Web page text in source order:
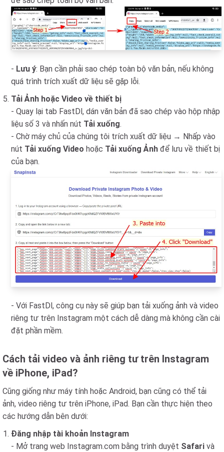
- Lưu ý: Bạn cần phải sao chép toàn bộ văn bản, nếu không
quá trình trích xuất dữ liệu sẽ gặp lỗi.
Tải Ảnh hoặc Video về thiết bị
- Quay lại tab FastDl, dán văn bản đã sao chép vào hộp nhập
liệu số 3 và nhấn nút Tải xuống.
- Chờ máy chủ của chúng tôi trích xuất dữ liệu → Nhấp vào
nút Tải xuống Video hoặc Tải xuống Ảnh để lưu về thiết bị
của bạn.
- Với FastDl, công cụ này sẽ giúp bạn tải xuống ảnh và video
riêng tư trên Instagram một cách dễ dàng mà không cần cài
đặt phần mềm.
Cách tải video và ảnh riêng tư trên Instagram
về iPhone, iPad?
Cũng giống như máy tính hoặc Android, bạn cũng có thể tải
ảnh, video riêng tư trên iPhone, iPad. Bạn cần thực hiện theo
các hướng dẫn bên dưới:
Đăng nhập tài khoản Instagram
- Mở trang web Instagram.com bằng trình duyệt Safari và